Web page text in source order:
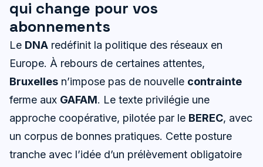
qui change pour vos
abonnements
Le DNA redéfinit la politique des réseaux en
Europe. À rebours de certaines attentes,
Bruxelles n’impose pas de nouvelle contrainte
ferme aux GAFAM. Le texte privilégie une
approche coopérative, pilotée par le BEREC, avec
un corpus de bonnes pratiques. Cette posture
tranche avec l’idée d’un prélèvement obligatoire